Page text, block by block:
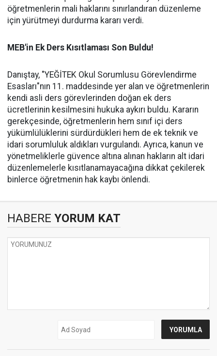
öğretmenlerin mali haklarını sınırlandıran düzenleme
için yürütmeyi durdurma kararı verdi.
MEB'in Ek Ders Kısıtlaması Son Buldu!
Danıştay, "YEĞİTEK Okul Sorumlusu Görevlendirme
Esasları"nın 11. maddesinde yer alan ve öğretmenlerin
kendi asli ders görevlerinden doğan ek ders
ücretlerinin kesilmesini hukuka aykırı buldu. Kararın
gerekçesinde, öğretmenlerin hem sınıf içi ders
yükümlülüklerini sürdürdükleri hem de ek teknik ve
idari sorumluluk aldıkları vurgulandı. Ayrıca, kanun ve
yönetmeliklerle güvence altına alınan hakların alt idari
düzenlemelerle kısıtlanamayacağına dikkat çekilerek
binlerce öğretmenin hak kaybı önlendi.
HABERE YORUM KAT